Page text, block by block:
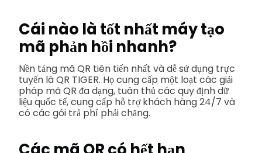
Cái nào là tốt nhất máy tạo
mã phản hồi nhanh?
Nền tảng mã QR tiên tiến nhất và dễ sử dụng trực
tuyến là QR TIGER. Họ cung cấp một loạt các giải
pháp mã QR đa dạng, tuân thủ các quy định dữ
liệu quốc tế, cung cấp hỗ trợ khách hàng 24/7 và
có các gói trả phí phải chăng.